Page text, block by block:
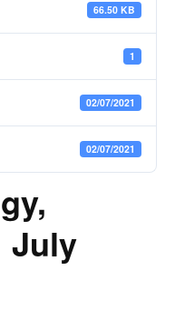
66.50 KB
1
02/07/2021
02/07/2021
July